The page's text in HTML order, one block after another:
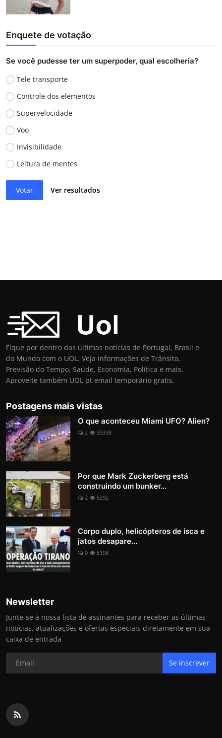
Enquete de votação
Se você pudesse ter um superpoder, qual escolheria?
Tele transporte
Controle dos elementos
Supervelocidade
Voo
Invisibilidade
Leitura de mentes
Votar Ver resultados
Fique por dentro das últimas notícias de Portugal, Brasil e
do Mundo com o UOL. Veja informações de Trânsito,
Previsão do Tempo, Saúde, Economia, Política e mais.
Aproveite também UOL pt email temporário gratis.
Postagens mais vistas
O que aconteceu Miami UFO? Alien?
2 33338
Por que Mark Zuckerberg está
construindo um bunker...
2 5292
Corpo duplo, helicópteros de isca e
jatos desapare...
0 5198
Newsletter
Junte-se à nossa lista de assinantes para receber as últimas
notícias, atualizações e ofertas especiais diretamente em sua
caixa de entrada
Se inscrever